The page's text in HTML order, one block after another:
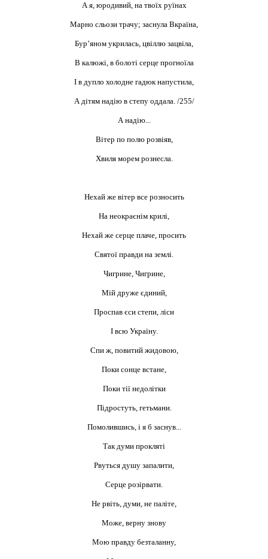
А я, юродивий, на твоїх руїнах
Марно сльози трачу; заснула Вкраїна,
Бур’яном укрилась, цвіллю зацвіла,
В калюжі, в болоті серце прогноїла
І в дупло холодне гадюк напустила,
А дітям надію в степу оддала. /255/
А надію...
Вітер по полю розвіяв,
Хвиля морем рознесла.
Нехай же вітер все розносить
На неокраєнім крилі,
Нехай же серце плаче, просить
Святої правди на землі.
Чигрине, Чигрине,
Мій друже єдиний,
Проспав єси степи, ліси
І всю Україну.
Спи ж, повитий жидовою,
Поки сонце встане,
Поки тії недолітки
Підростуть, гетьмани.
Помолившись, і я б заснув...
Так думи прокляті
Рвуться душу запалити,
Серце розірвати.
Не рвіть, думи, не паліте,
Може, верну знову
Мою правду безталанну,